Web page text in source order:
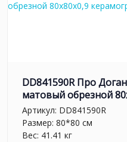
DD841590R Про
матовый обрезной
Артикул: DD841590R
Размер: 80*80 см
Вес: 41.41 кг